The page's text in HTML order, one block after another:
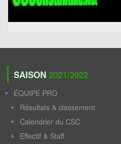
SAISON 2021/2022
ÉQUIPE PRO
Résultats & classement
Calendrier du CSC
Effectif & Staff